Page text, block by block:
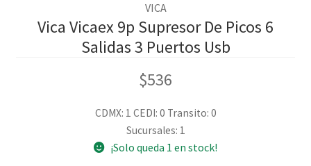
VICA
Vica Vicaex 9p Supresor De Picos 6
Salidas 3 Puertos Usb
$536
CDMX: 1 CEDI: 0 Transito: 0
Sucursales: 1
¡Solo queda 1 en stock!